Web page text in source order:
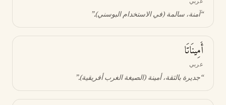
“آمنة، سالمة (في الاستخدام البوسني).”
أَمِينَاتَا
عربي
“جديرة بالثقة، أمينة (الصيغة الغرب أفريقية).”